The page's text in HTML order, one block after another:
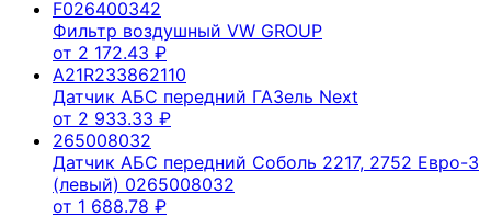
F026400342
Фильтр воздушный VW GROUP
от 2 172.43 ₽
A21R233862110
Датчик АБС передний ГАЗель Next
от 2 933.33 ₽
265008032
Датчик АБС передний Соболь 2217, 2752 Евро-3
(левый) 0265008032
от 1 688.78 ₽